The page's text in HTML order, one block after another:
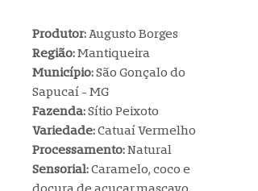
Produtor: Augusto Borges
Região:Mantiqueira
Município:São Gonçalo do
Sapucaí - MG
Fazenda:Sítio Peixoto
Variedade:Catuaí Vermelho
Processamento:Natural
Sensorial:Caramelo, coco e
doçura de açucar mascavo,